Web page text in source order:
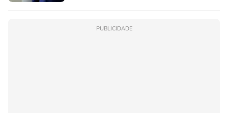
PUBLICIDADE